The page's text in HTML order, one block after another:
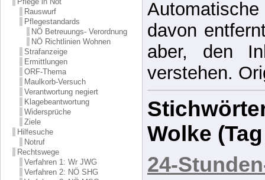
Rauswurf
Pflegestandards
NÖ Betreuungs- Verordnung
NÖ Richtlinien Wohnen
Strafanzeige
Ermittlungen
ORF-Thema
Maulkorb-Versuch
Verantwortung negiert
Klagebeantwortung
Widersprüche
Ziele
Hilfesuche
Notruf
Rechtswege
Verfahren 1: Wr JWG
Verfahren 2: NÖ SHG
davon
aber, den
verstehen.
Wolke
24-